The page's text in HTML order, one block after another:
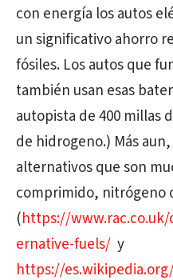
con energía los autos
un significativo ahorro
fósiles. Los autos que
también usan esas
autopista de 400 millas
de hidrogeno.) Más
alternativos que son
comprimido, nitrógeno
(https://
ernative-fuels/ y
https://